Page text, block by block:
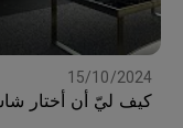
15/10/2024
كيف ليّ أن أختار